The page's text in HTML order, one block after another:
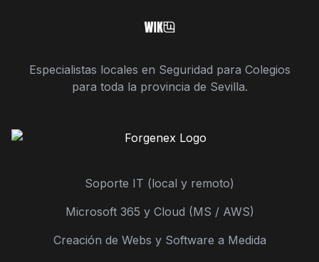
Especialistas locales en Seguridad para Colegios
para toda la provincia de Sevilla.
Soporte IT (local y remoto)
Microsoft 365 y Cloud (MS / AWS)
Creación de Webs y Software a Medida